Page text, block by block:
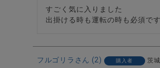
すごく気に入りました
出掛ける時も運転の時も必須です
フルゴリラ 2 購入者 茨